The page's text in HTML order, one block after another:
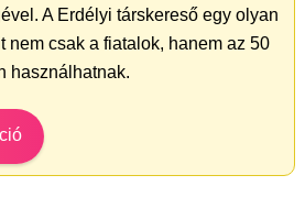
A Erdélyi társkereső egy olyan
nem csak a fiatalok, hanem az 50
használhatnak.